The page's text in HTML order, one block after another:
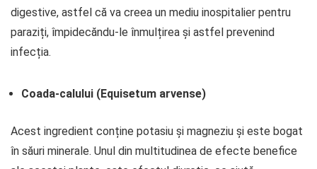
digestive, astfel că va creea un mediu inospitalier pentru
paraziți, împidecăndu-le înmulțirea și astfel prevenind
infecția.
Coada-calului (Equisetum arvense)
Acest ingredient conține potasiu și magneziu și este bogat
în săuri minerale. Unul din multitudinea de efecte benefice